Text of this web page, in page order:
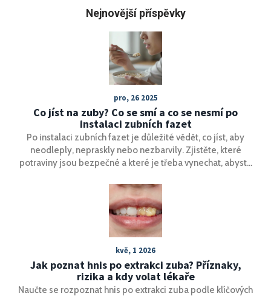
Nejnovější příspěvky
pro, 26 2025
Co jíst na zuby? Co se smí a co se nesmí po
instalaci zubních fazet
Po instalaci zubních fazet je důležité vědět, co jíst, aby
neodleply, nepraskly nebo nezbarvily. Zjistěte, které
potraviny jsou bezpečné a které je třeba vynechat, abyste
kvě, 1 2026
Jak poznat hnis po extrakci zuba? Příznaky,
rizika a kdy volat lékaře
Naučte se rozpoznat hnis po extrakci zuba podle klíčových